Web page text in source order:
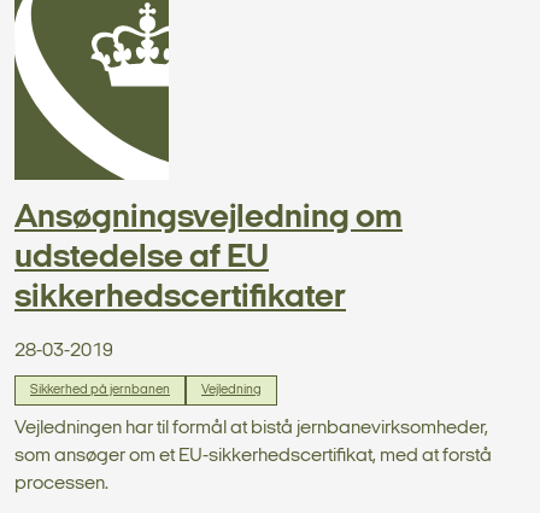
Ansøgningsvejledning om
udstedelse af EU
sikkerhedscertifikater
28-03-2019
Sikkerhed på jernbanen Vejledning
Vejledningen har til formål at bistå jernbanevirksomheder,
som ansøger om et EU-sikkerhedscertifikat, med at forstå
processen.